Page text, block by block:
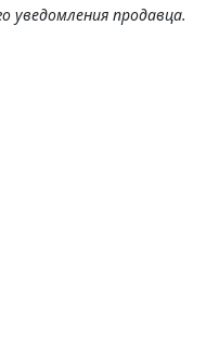
уведомления продавца.